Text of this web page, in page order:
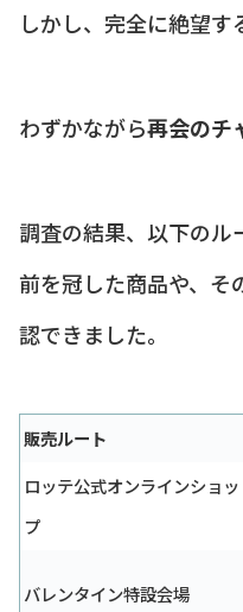
しかし、完全に絶望す
わずかながら再会のチ
調査の結果、以下のル
前を冠した商品や、そ
認できました。
販売ルート
ロッテ公式オンラインショッ
プ
バレンタイン特設会場